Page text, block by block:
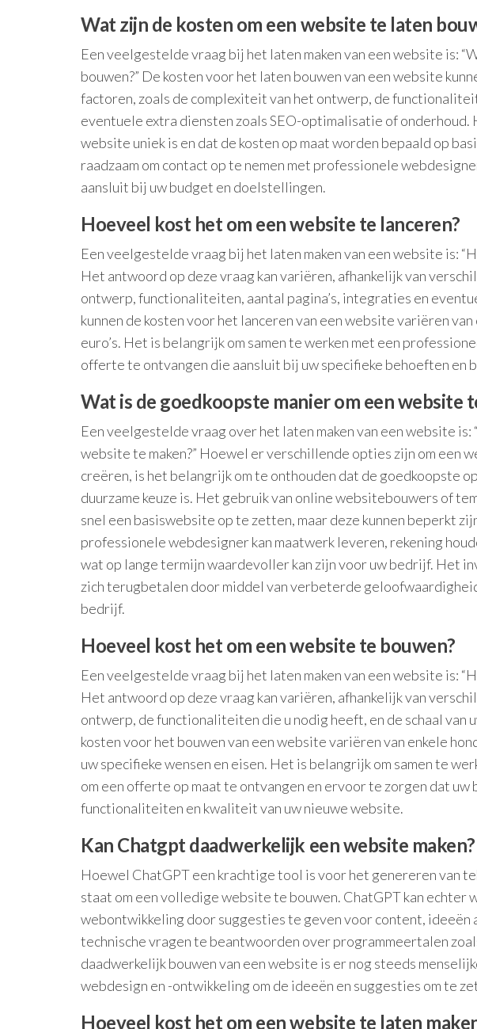
Wat zijn de kosten om een website te laten
Een veelgestelde vraag bij het laten maken van een website is:
bouwen?” De kosten voor het laten bouwen van een website
factoren, zoals de complexiteit van het ontwerp, de
eventuele extra diensten zoals SEO-optimalisatie of
website uniek is en dat de kosten op maat worden bepaald op
raadzaam om contact op te nemen met professionele
aansluit bij uw budget en doelstellingen.
Hoeveel kost het om een website te lanceren?
Een veelgestelde vraag bij het laten maken van een website is:
Het antwoord op deze vraag kan variëren, afhankelijk van
ontwerp, functionaliteiten, aantal pagina’s, integraties en
kunnen de kosten voor het lanceren van een website variëren
euro’s. Het is belangrijk om samen te werken met een
offerte te ontvangen die aansluit bij uw specifieke behoeften en
Wat is de goedkoopste manier om een website
Een veelgestelde vraag over het laten maken van een website is:
website te maken?” Hoewel er verschillende opties zijn om een
creëren, is het belangrijk om te onthouden dat de goedkoopste
duurzame keuze is. Het gebruik van online websitebouwers of
snel een basiswebsite op te zetten, maar deze kunnen beperkt
professionele webdesigner kan maatwerk leveren, rekening
wat op lange termijn waardevoller kan zijn voor uw bedrijf. Het
zich terugbetalen door middel van verbeterde
bedrijf.
Hoeveel kost het om een ​​website te bouwen?
Een veelgestelde vraag bij het laten maken van een website is:
Het antwoord op deze vraag kan variëren, afhankelijk van
ontwerp, de functionaliteiten die u nodig heeft, en de schaal van
kosten voor het bouwen van een website variëren van enkele
uw specifieke wensen en eisen. Het is belangrijk om samen te
om een offerte op maat te ontvangen en ervoor te zorgen dat
functionaliteiten en kwaliteit van uw nieuwe website.
Kan Chatgpt daadwerkelijk een website maken?
Hoewel ChatGPT een krachtige tool is voor het genereren van
staat om een volledige website te bouwen. ChatGPT kan echter
webontwikkeling door suggesties te geven voor content, ideeën
technische vragen te beantwoorden over programmeertalen
daadwerkelijk bouwen van een website is er nog steeds
webdesign en -ontwikkeling om de ideeën en suggesties om te
Hoeveel kost het om een ​​website te laten